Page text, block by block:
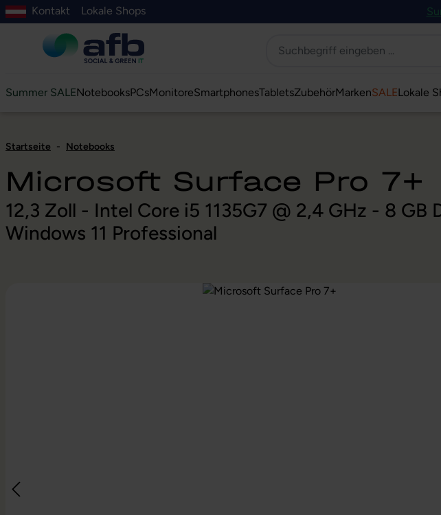
springen
Suche springen
Zur Hauptnavigation springen
Zur Navigation der B2B-Plattform springen
Kontakt Lokale Shops
Summer SALENotebooksPCsMonitoreSmartphonesTabletsZubehörMarkenSALELokale
Startseite - Notebooks
Microsoft Surface Pro 7+
12,3 Zoll - Intel Core i5 1135G7 @ 2,4 GHz - 8
Windows 11 Professional